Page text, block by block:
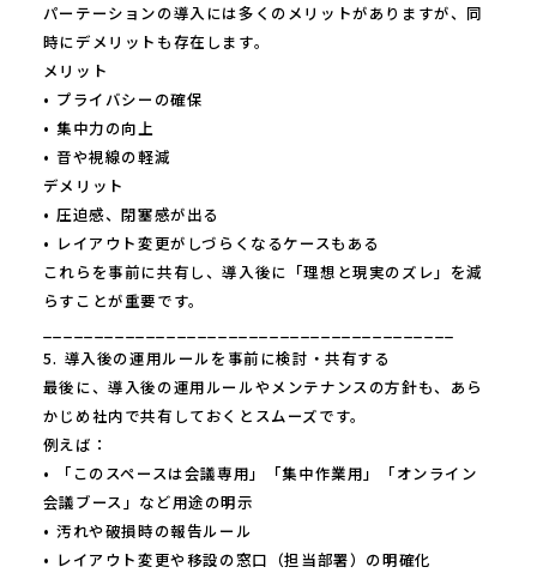
パーテーションの導入には多くのメリットがありますが、同
時にデメリットも存在します。
メリット
• プライバシーの確保
• 集中力の向上
• 音や視線の軽減
デメリット
• 圧迫感、閉塞感が出る
• レイアウト変更がしづらくなるケースもある
これらを事前に共有し、導入後に「理想と現実のズレ」を減
らすことが重要です。
5. 導入後の運用ルールを事前に検討・共有する
最後に、導入後の運用ルールやメンテナンスの方針も、あら
かじめ社内で共有しておくとスムーズです。
例えば：
• 「このスペースは会議専用」「集中作業用」「オンライン
会議ブース」など用途の明示
• 汚れや破損時の報告ルール
• レイアウト変更や移設の窓口（担当部署）の明確化